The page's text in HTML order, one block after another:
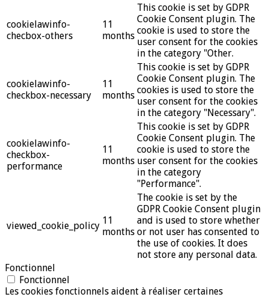
cookielawinfo-
checbox-others
11
months
This cookie is set by GDPR
Cookie Consent plugin. The
cookie is used to store the
user consent for the cookies
in the category "Other.
cookielawinfo-
checkbox-necessary
11
months
This cookie is set by GDPR
Cookie Consent plugin. The
cookies is used to store the
user consent for the cookies
in the category "Necessary".
cookielawinfo-
checkbox-
performance
11
months
This cookie is set by GDPR
Cookie Consent plugin. The
cookie is used to store the
user consent for the cookies
in the category
"Performance".
viewed_cookie_policy 11
months
The cookie is set by the
GDPR Cookie Consent plugin
and is used to store whether
or not user has consented to
the use of cookies. It does
not store any personal data.
Fonctionnel
Fonctionnel
Les cookies fonctionnels aident à réaliser certaines